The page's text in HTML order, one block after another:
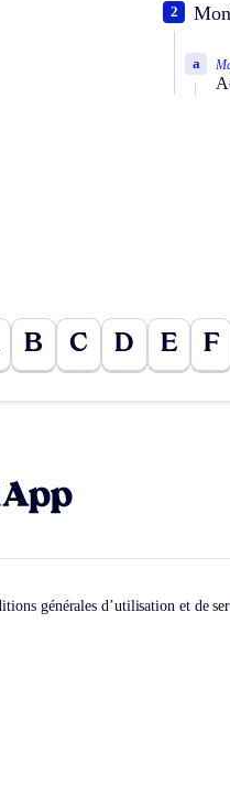
2
a
B C D E F
générales d’utilisation et de